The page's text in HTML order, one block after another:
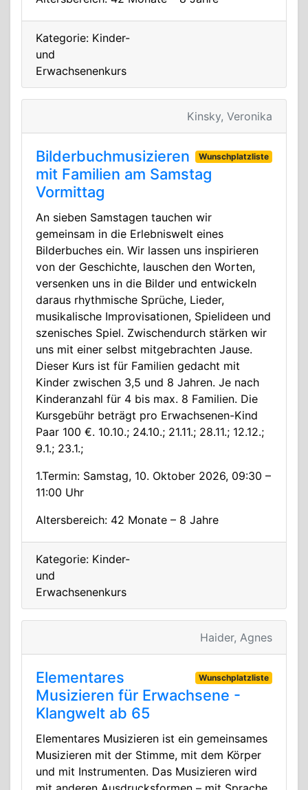
Kategorie: Kinder-
und
Erwachsenenkurs
Kinsky, Veronika
Wunschplatzliste
Bilderbuchmusizieren
mit Familien am Samstag
Vormittag
An sieben Samstagen tauchen wir
gemeinsam in die Erlebniswelt eines
Bilderbuches ein. Wir lassen uns inspirieren
von der Geschichte, lauschen den Worten,
versenken uns in die Bilder und entwickeln
daraus rhythmische Sprüche, Lieder,
musikalische Improvisationen, Spielideen und
szenisches Spiel. Zwischendurch stärken wir
uns mit einer selbst mitgebrachten Jause.
Dieser Kurs ist für Familien gedacht mit
Kinder zwischen 3,5 und 8 Jahren. Je nach
Kinderanzahl für 4 bis max. 8 Familien. Die
Kursgebühr beträgt pro Erwachsenen-Kind
Paar 100 €. 10.10.; 24.10.; 21.11.; 28.11.; 12.12.;
9.1.; 23.1.;
1.Termin: Samstag, 10. Oktober 2026, 09:30 –
11:00 Uhr
Altersbereich: 42 Monate – 8 Jahre
Kategorie: Kinder-
und
Erwachsenenkurs
Haider, Agnes
Wunschplatzliste
Elementares
Musizieren für Erwachsene -
Klangwelt ab 65
Elementares Musizieren ist ein gemeinsames
Musizieren mit der Stimme, mit dem Körper
und mit Instrumenten. Das Musizieren wird